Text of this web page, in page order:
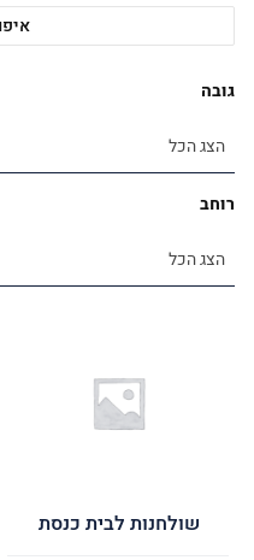
גובה
הצג הכל
רוחב
הצג הכל
שולחנות לבית כנסת